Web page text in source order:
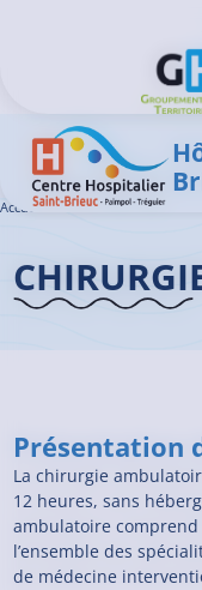
Accueil GHT>L'offre de soins
Présentation
La chirurgie
12 heures, sans
ambulatoire
l’ensemble des
de médecine
Panneau de gestion des